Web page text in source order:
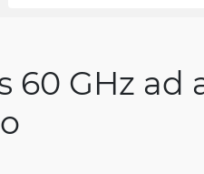
60 GHz ad